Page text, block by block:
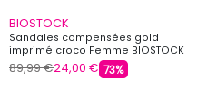
BIOSTOCK
Sandales compensées gold
imprimé croco Femme BIOSTOCK
89,99 €24,00 € 73%